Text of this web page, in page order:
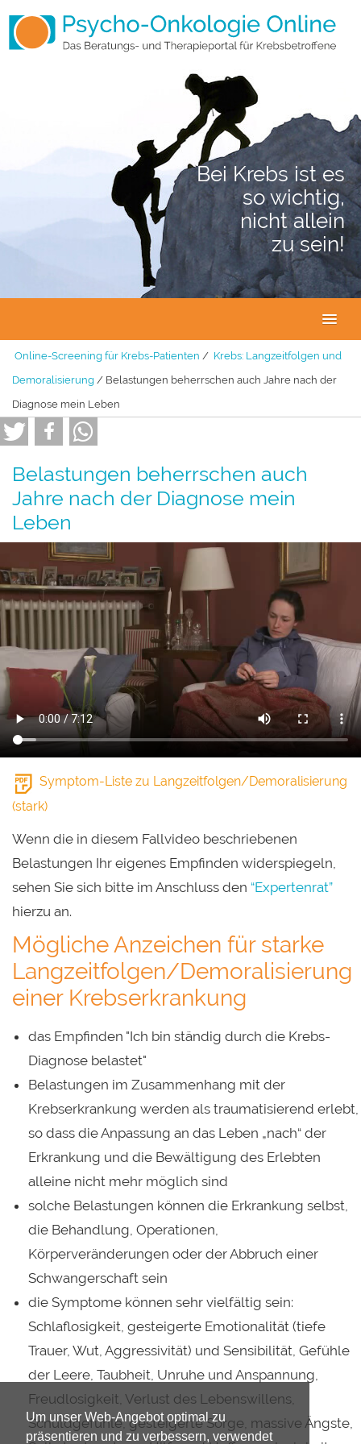
Um unser Web-Angebot optimal zu
präsentieren und zu verbessern, verwendet
Bei Krebs ist es
so wichtig,
nicht allein
zu sein!
Online-Screening für Krebs-Patienten / Krebs: Langzeitfolgen und
Demoralisierung / Belastungen beherrschen auch Jahre nach der
Diagnose mein Leben
Belastungen beherrschen auch
Jahre nach der Diagnose mein
Leben
Symptom-Liste zu Langzeitfolgen/Demoralisierung
(stark)
Wenn die in diesem Fallvideo beschriebenen
Belastungen Ihr eigenes Empfinden widerspiegeln,
sehen Sie sich bitte im Anschluss den “Expertenrat”
hierzu an.
Mögliche Anzeichen für starke
Langzeitfolgen/Demoralisierung
einer Krebserkrankung
das Empfinden "Ich bin ständig durch die Krebs-
Diagnose belastet"
Belastungen im Zusammenhang mit der
Krebserkrankung werden als traumatisierend erlebt,
so dass die Anpassung an das Leben „nach“ der
Erkrankung und die Bewältigung des Erlebten
alleine nicht mehr möglich sind
solche Belastungen können die Erkrankung selbst,
die Behandlung, Operationen,
Körperveränderungen oder der Abbruch einer
Schwangerschaft sein
die Symptome können sehr vielfältig sein:
Schlaflosigkeit, gesteigerte Emotionalität (tiefe
Trauer, Wut, Aggressivität) und Sensibilität, Gefühle
der Leere, Taubheit, Unruhe und Anspannung,
Freudlosigkeit, Verlust des Lebenswillens,
Schuldgefühle, gesteigerte Sorge, massive Ängste,